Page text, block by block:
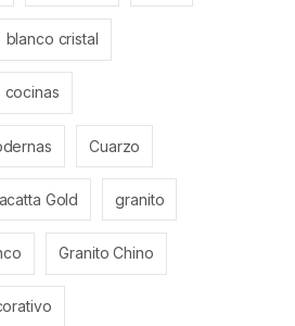
blanco cristal
cocinas
Cuarzo
Gold granito
Granito Chino